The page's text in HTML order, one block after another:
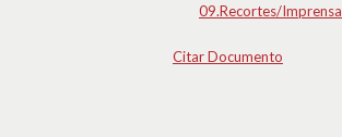
09.Recortes/Imprensa
Citar Documento